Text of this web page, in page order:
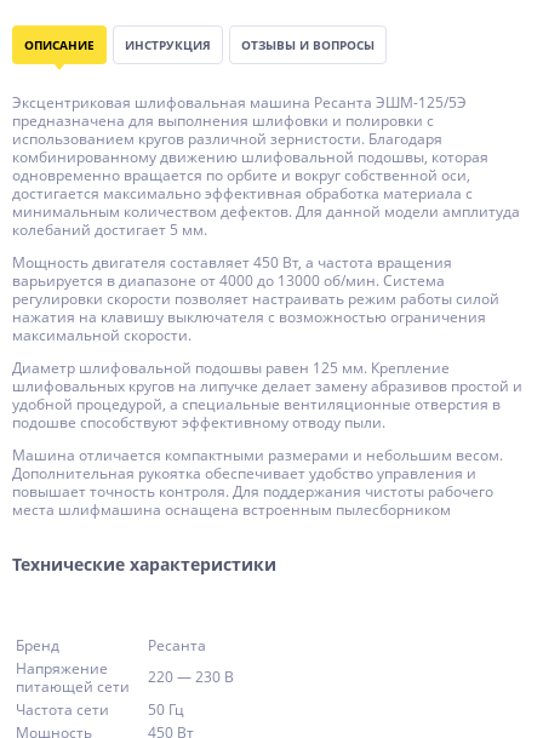
ОПИСАНИЕ ИНСТРУКЦИЯ ОТЗЫВЫ И ВОПРОСЫ
Эксцентриковая шлифовальная машина Ресанта ЭШМ-125/5Э
предназначена для выполнения шлифовки и полировки с
использованием кругов различной зернистости. Благодаря
комбинированному движению шлифовальной подошвы, которая
одновременно вращается по орбите и вокруг собственной оси,
достигается максимально эффективная обработка материала с
минимальным количеством дефектов. Для данной модели амплитуда
колебаний достигает 5 мм.
Мощность двигателя составляет 450 Вт, а частота вращения
варьируется в диапазоне от 4000 до 13000 об/мин. Система
регулировки скорости позволяет настраивать режим работы силой
нажатия на клавишу выключателя с возможностью ограничения
максимальной скорости.
Диаметр шлифовальной подошвы равен 125 мм. Крепление
шлифовальных кругов на липучке делает замену абразивов простой и
удобной процедурой, а специальные вентиляционные отверстия в
подошве способствуют эффективному отводу пыли.
Машина отличается компактными размерами и небольшим весом.
Дополнительная рукоятка обеспечивает удобство управления и
повышает точность контроля. Для поддержания чистоты рабочего
места шлифмашина оснащена встроенным пылесборником
Технические характеристики
Бренд
Ресанта
Напряжение
питающей сети
220 — 230 В
Частота сети
50 Гц
Мощность
450 Вт